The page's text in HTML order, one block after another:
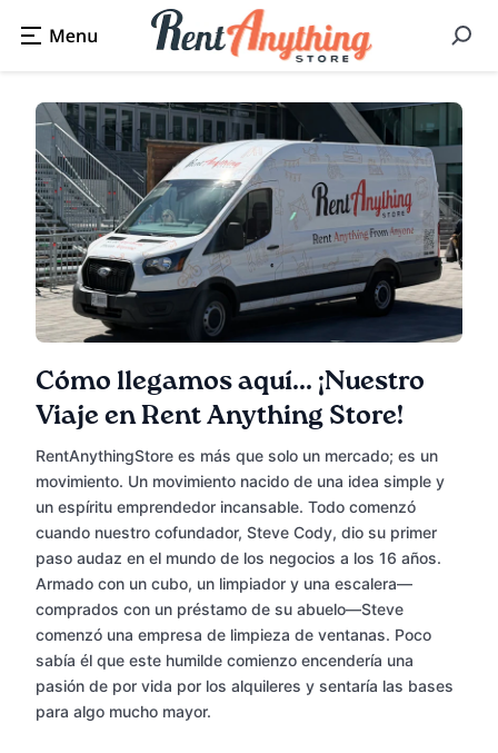
Cómo llegamos aquí... ¡Nuestro
Viaje en Rent Anything Store!
RentAnythingStore es más que solo un mercado; es un
movimiento. Un movimiento nacido de una idea simple y
un espíritu emprendedor incansable. Todo comenzó
cuando nuestro cofundador, Steve Cody, dio su primer
paso audaz en el mundo de los negocios a los 16 años.
Armado con un cubo, un limpiador y una escalera—
comprados con un préstamo de su abuelo—Steve
comenzó una empresa de limpieza de ventanas. Poco
sabía él que este humilde comienzo encendería una
pasión de por vida por los alquileres y sentaría las bases
para algo mucho mayor.